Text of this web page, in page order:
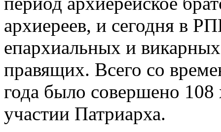
архиереев, и сегодня в
епархиальных и
правящих. Всего со
года было совершено
участии Патриарха.